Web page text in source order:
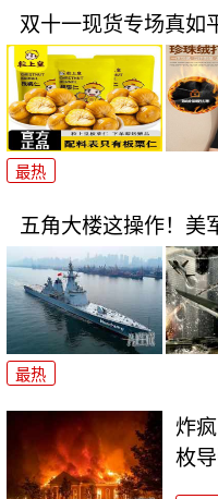
双十一现货专场真如
最热
五角大楼这操作！美
最热
炸
枚